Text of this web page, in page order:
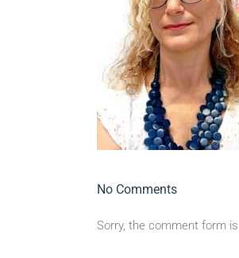
No Comments
Sorry, the comment form